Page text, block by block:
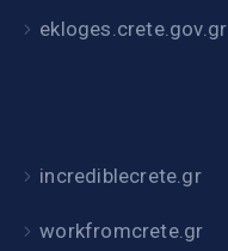
ekloges.crete.gov.gr
incrediblecrete.gr
workfromcrete.gr